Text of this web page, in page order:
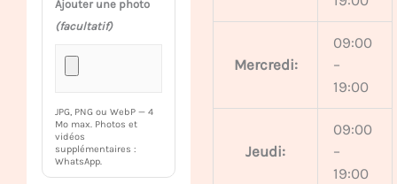
Ajouter une photo
(facultatif)
JPG, PNG ou WebP — 4
Mo max. Photos et
vidéos
supplémentaires :
WhatsApp.
Mercredi:
09:00
–
19:00
Jeudi:
09:00
–
19:00